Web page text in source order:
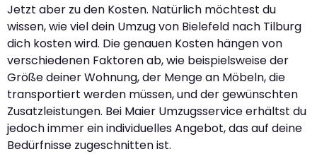
Jetzt aber zu den Kosten. Natürlich möchtest du
wissen, wie viel dein Umzug von Bielefeld nach Tilburg
dich kosten wird. Die genauen Kosten hängen von
verschiedenen Faktoren ab, wie beispielsweise der
Größe deiner Wohnung, der Menge an Möbeln, die
transportiert werden müssen, und der gewünschten
Zusatzleistungen. Bei Maier Umzugsservice erhältst du
jedoch immer ein individuelles Angebot, das auf deine
Bedürfnisse zugeschnitten ist.